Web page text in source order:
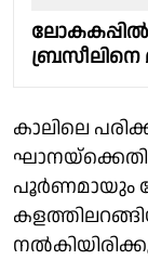
കാലിലെ
പൂർണമായും